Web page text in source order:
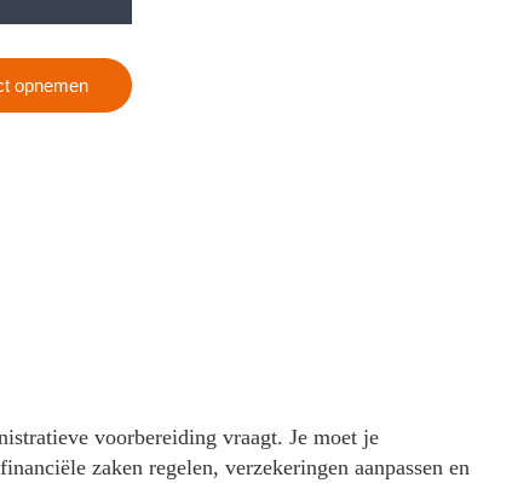
opnemen
voorbereiding vraagt. Je moet je
zaken regelen, verzekeringen aanpassen en